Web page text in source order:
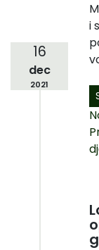
Općinski
Općinsko vijeće
Uprava
16
dec
2021
i